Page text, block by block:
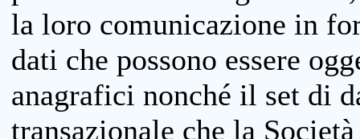
la loro comunicazione in
dati che possono essere
anagrafici nonché il set di
transazionale che la